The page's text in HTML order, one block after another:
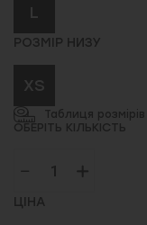
L
РОЗМІР НИЗУ
XS
Таблиця розмірів
ОБЕРІТЬ КІЛЬКІСТЬ
ЦІНА